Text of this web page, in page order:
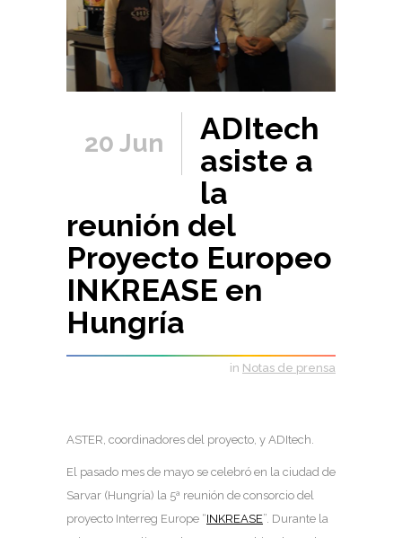
20 Jun
ADItech
asiste a
la
reunión del
Proyecto Europeo
INKREASE en
Hungría
in Notas de prensa
ASTER, coordinadores del proyecto, y ADItech.
El pasado mes de mayo se celebró en la ciudad de
Sarvar (Hungría) la 5ª reunión de consorcio del
proyecto Interreg Europe “INKREASE”. Durante la